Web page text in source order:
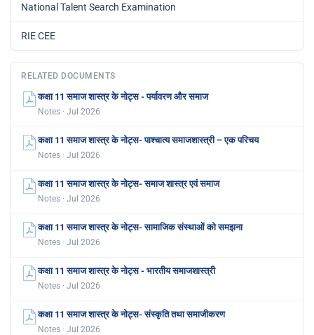
National Talent Search Examination
RIE CEE
RELATED DOCUMENTS
कक्षा 11 समाज शास्त्र के नोट्स - पर्यावरण और समाज
Notes · Jul 2026
कक्षा 11 समाज शास्त्र के नोट्स- पाश्चात्य समाजशास्त्री – एक परिचय
Notes · Jul 2026
कक्षा 11 समाज शास्त्र के नोट्स- समाज शास्त्र एवं समाज
Notes · Jul 2026
कक्षा 11 समाज शास्त्र के नोट्स- सामाजिक संस्थाओं को समझना
Notes · Jul 2026
कक्षा 11 समाज शास्त्र के नोट्स - भारतीय समाजशास्त्री
Notes · Jul 2026
कक्षा 11 समाज शास्त्र के नोट्स- संस्कृति तथा समाजीकरण
Notes · Jul 2026